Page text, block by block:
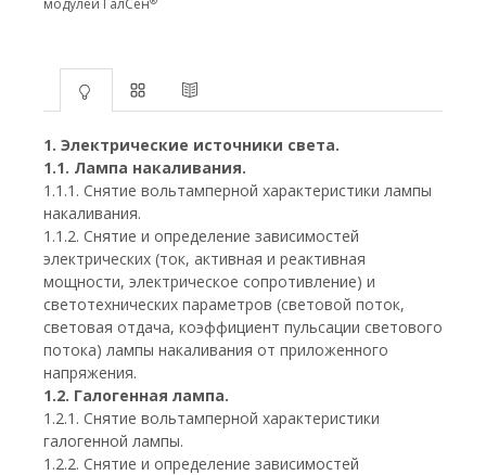
модулей ГалСен
1. Электрические источники света.
1.1. Лампа накаливания.
1.1.1. Снятие вольтамперной характеристики лампы
накаливания.
1.1.2. Снятие и определение зависимостей
электрических (ток, активная и реактивная
мощности, электрическое сопротивление) и
светотехнических параметров (световой поток,
световая отдача, коэффициент пульсации светового
потока) лампы накаливания от приложенного
напряжения.
1.2. Галогенная лампа.
1.2.1. Снятие вольтамперной характеристики
галогенной лампы.
1.2.2. Снятие и определение зависимостей